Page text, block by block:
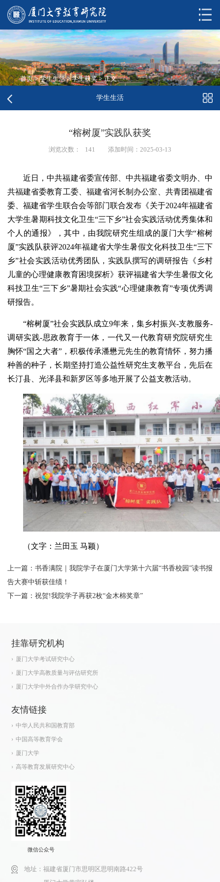
首页 > 学生生活 > 学生获奖 > 正文
学生生活
“榕树厦”实践队获奖
浏览次数： 141 添加时间：2025-03-13
近日，中共福建省委宣传部、中共福建省委文明办、中
共福建省委教育工委、福建省河长制办公室、共青团福建省
委、福建省学生联合会等部门联合发布《关于2024年福建省
大学生暑期科技文化卫生“三下乡”社会实践活动优秀集体和
个人的通报》，其中，由我院研究生组成的厦门大学“榕树
厦”实践队获评2024年福建省大学生暑假文化科技卫生“三下
乡”社会实践活动优秀团队，实践队撰写的调研报告《乡村
儿童的心理健康教育困境探析》获评福建省大学生暑假文化
科技卫生“三下乡”暑期社会实践“心理健康教育”专项优秀调
研报告。
“榕树厦”社会实践队成立9年来，集乡村振兴-支教服务-
调研实践-思政教育于一体，一代又一代教育研究院研究生
胸怀“国之大者”，积极传承潘懋元先生的教育情怀，努力播
种善的种子，长期坚持打造公益性研究生支教平台，先后在
长汀县、光泽县和新罗区等多地开展了公益支教活动。
（文字：兰田玉 马颖）
上一篇： 书香满院｜我院学子在厦门大学第十六届“书香校园”读书报
告大赛中斩获佳绩！
下一篇： 祝贺!我院学子再获2枚“金木棉奖章”
挂靠研究机构
厦门大学考试研究中心
厦门大学高教质量与评估研究所
厦门大学中外合作办学研究中心
友情链接
中华人民共和国教育部
中国高等教育学会
厦门大学
高等教育发展研究中心
微信公众号
地址：福建省厦门市思明区思明南路422号